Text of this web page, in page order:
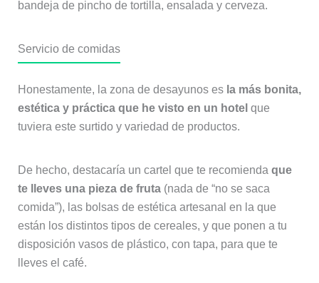
bandeja de pincho de tortilla, ensalada y cerveza.
Servicio de comidas
Honestamente, la zona de desayunos es la más bonita,
estética y práctica que he visto en un hotel que
tuviera este surtido y variedad de productos.
De hecho, destacaría un cartel que te recomienda que
te lleves una pieza de fruta(nada de “no se saca
comida”), las bolsas de estética artesanal en la que
están los distintos tipos de cereales, y que ponen a tu
disposición vasos de plástico, con tapa, para que te
lleves el café.